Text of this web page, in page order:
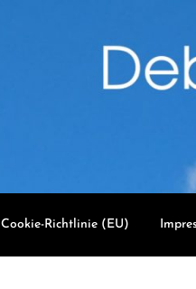
Cookie-Richtlinie (EU)